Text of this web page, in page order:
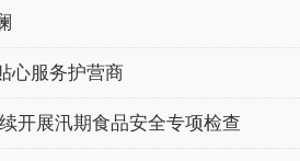
心服务护营商
开展汛期食品安全专项检查